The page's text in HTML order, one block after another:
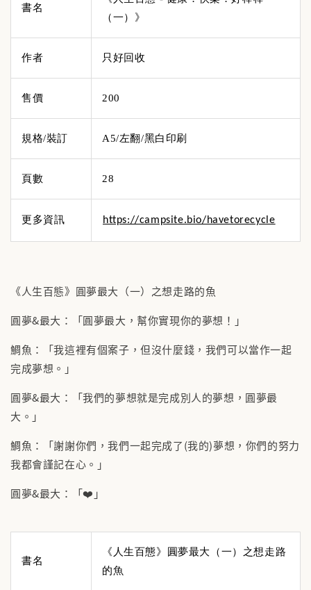
書名
（一）》
作者 只好回收
售價 200
規格/裝訂 A5/左翻/黑白印刷
頁數 28
更多資訊 https://campsite.bio/havetorecycle
《人生百態》圓夢最大（一）之想走路的魚
圓夢&最大：「圓夢最大，幫你實現你的夢想！」
鯛魚：「我這裡有個案子，但沒什麼錢，我們可以當作一起
完成夢想。」
圓夢&最大：「我們的夢想就是完成別人的夢想，圓夢最
大。」
鯛魚：「謝謝你們，我們一起完成了(我的)夢想，你們的努力
我都會謹記在心。」
圓夢&最大：「❤️」
書名
《人生百態》圓夢最大（一）之想走路
的魚